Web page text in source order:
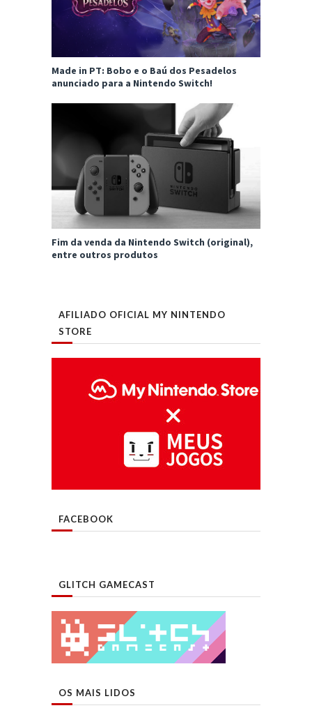
Made in PT: Bobo e o Baú dos Pesadelos
anunciado para a Nintendo Switch!
Fim da venda da Nintendo Switch (original),
entre outros produtos
AFILIADO OFICIAL MY NINTENDO
STORE
FACEBOOK
GLITCH GAMECAST
OS MAIS LIDOS